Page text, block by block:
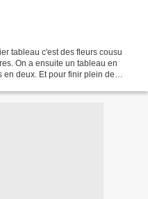
tableau c'est des fleurs cousu
On a ensuite un tableau en
en deux. Et pour finir plein de